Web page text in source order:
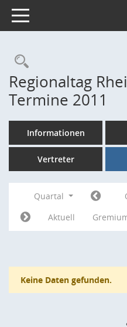
Toggle navigation
Regionaltag
Termine 2011
Informationen
Vertreter
Quartal
Aktuell
Keine Daten gefunden.